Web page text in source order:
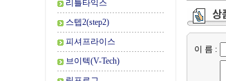
리틀타익스
스텝2(step2)
피셔프라이스
브이텍(V-Tech)
이 름 :